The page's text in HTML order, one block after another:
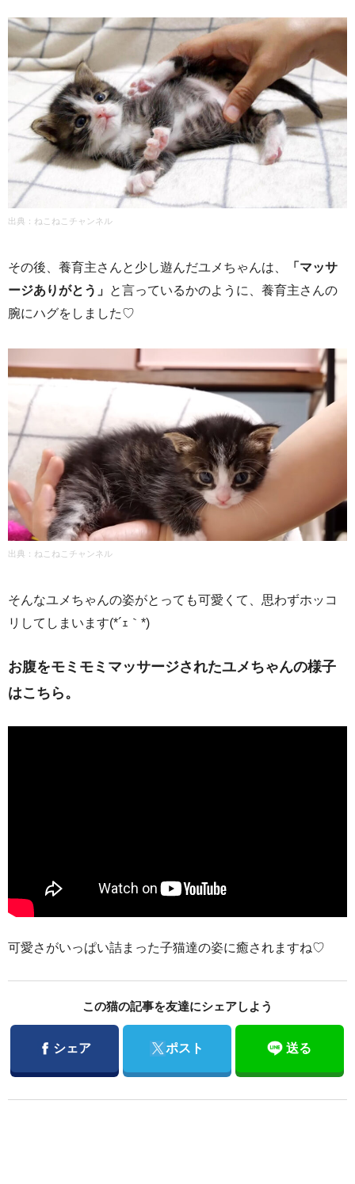
出典： ねこねこチャンネル
その後、養育主さんと少し遊んだユメちゃんは、
「マッサ
ージありがとう」 と言っているかのように、養育主さんの
腕にハグをしました♡
出典：ねこねこチャンネル
そんなユメちゃんの姿がとっても可愛くて、思わずホッコ
リしてしまいます(*´ｪ｀*)
お腹をモミモミマッサージされたユメちゃんの様子
はこちら。
可愛さがいっぱい詰まった子猫達の姿に癒されますね♡
この猫の記事を友達にシェアしよう
Facebook
シェア Twitter
ポスト 送る